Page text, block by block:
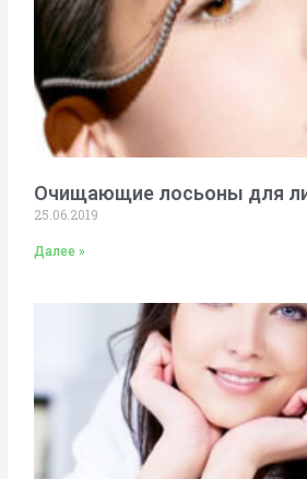
Очищающие лосьоны для
25.06.2019
Далее »